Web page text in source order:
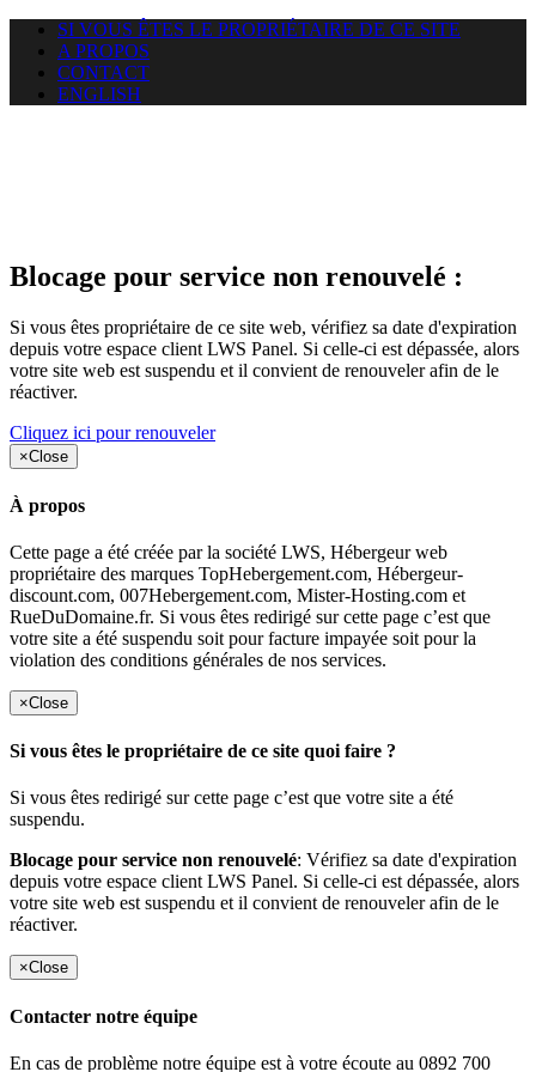
SI VOUS ÊTES LE PROPRIÉTAIRE DE CE SITE
A PROPOS
CONTACT
ENGLISH
Blocage pour service non renouvelé :
Si vous êtes propriétaire de ce site web, vérifiez sa date d'expiration
depuis votre espace client LWS Panel. Si celle-ci est dépassée, alors
votre site web est suspendu et il convient de renouveler afin de le
réactiver.
Cliquez ici pour renouveler
×Close
À propos
Cette page a été créée par la société LWS, Hébergeur web
propriétaire des marques TopHebergement.com, Hébergeur-
discount.com, 007Hebergement.com, Mister-Hosting.com et
RueDuDomaine.fr. Si vous êtes redirigé sur cette page c’est que
votre site a été suspendu soit pour facture impayée soit pour la
violation des conditions générales de nos services.
×Close
Si vous êtes le propriétaire de ce site quoi faire ?
Si vous êtes redirigé sur cette page c’est que votre site a été
suspendu.
Blocage pour service non renouvelé: Vérifiez sa date d'expiration
depuis votre espace client LWS Panel. Si celle-ci est dépassée, alors
votre site web est suspendu et il convient de renouveler afin de le
réactiver.
×Close
Contacter notre équipe
En cas de problème notre équipe est à votre écoute au 0892 700